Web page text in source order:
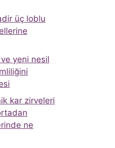
üç loblu
yeni nesil
kar zirveleri
ne